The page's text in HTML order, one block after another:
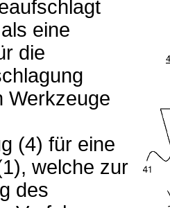
eine
die
Werkzeuge
(4) für eine
welche zur
des